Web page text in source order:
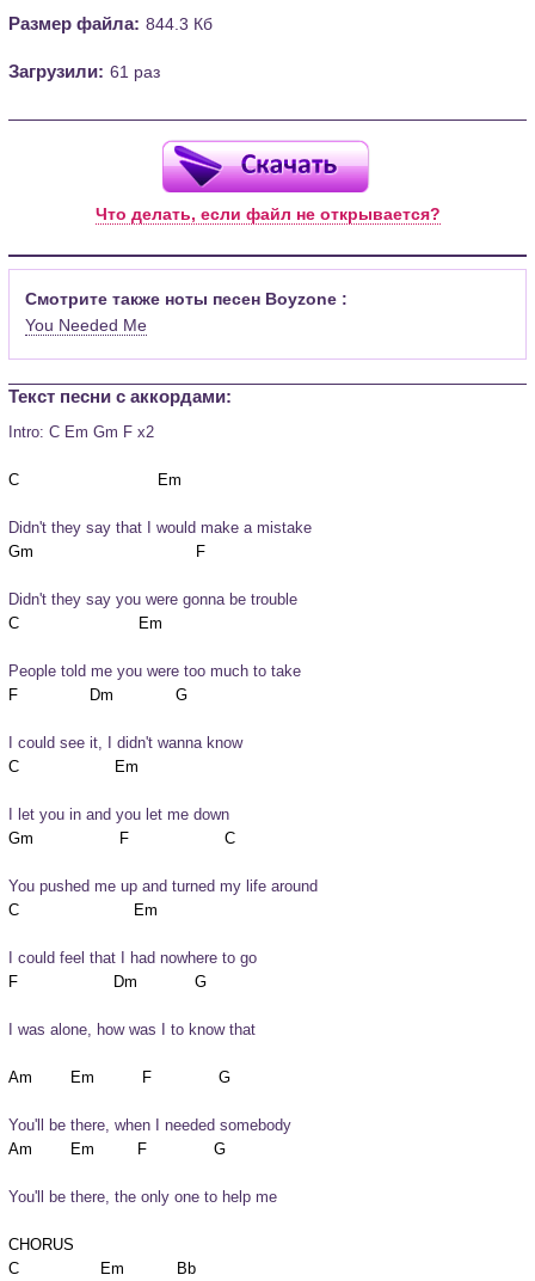
Размер файла: 844.3 Кб
Загрузили: 61 раз
Что делать, если файл не открывается?
Смотрите также ноты песен Boyzone :
You Needed Me
Текст песни c аккордами:
Intro: C Em Gm F x2
Didn't they say that I would make a mistake
Didn't they say you were gonna be trouble
People told me you were too much to take
I could see it, I didn't wanna know
I let you in and you let me down
You pushed me up and turned my life around
I could feel that I had nowhere to go
I was alone, how was I to know that
You'll be there, when I needed somebody
You'll be there, the only one to help me
CHORUS